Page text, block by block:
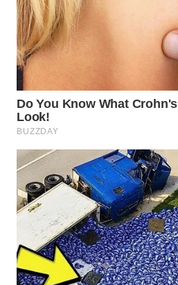
SUMEDANG
WN
CIANJUR
KEPULAUAN
SERIBU
WN
TANGERANG
WN
BINJAI
WN
CIREBON